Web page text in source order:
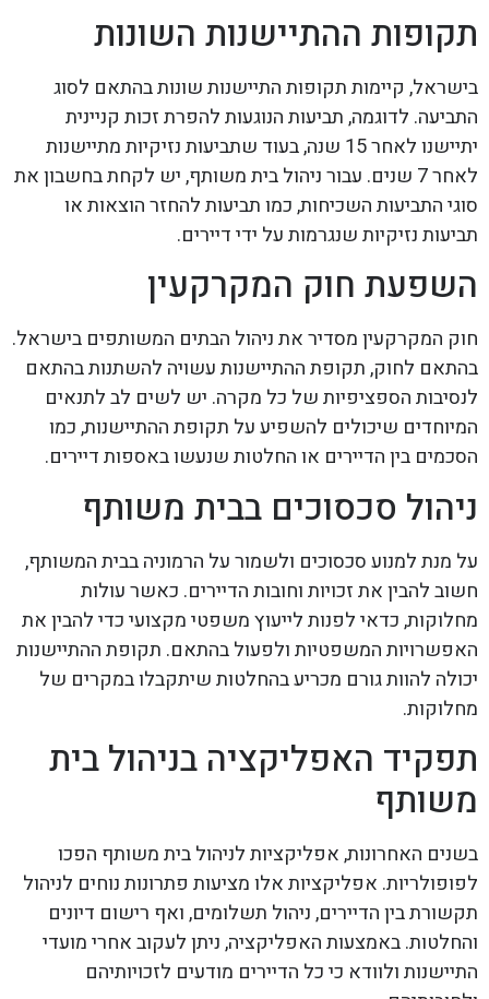
תקופות ההתיישנות השונות
בישראל, קיימות תקופות התיישנות שונות בהתאם לסוג
התביעה. לדוגמה, תביעות הנוגעות להפרת זכות קניינית
יתיישנו לאחר 15 שנה, בעוד שתביעות נזיקיות מתיישנות
לאחר 7 שנים. עבור ניהול בית משותף, יש לקחת בחשבון את
סוגי התביעות השכיחות, כמו תביעות להחזר הוצאות או
תביעות נזיקיות שנגרמות על ידי דיירים.
השפעת חוק המקרקעין
חוק המקרקעין מסדיר את ניהול הבתים המשותפים בישראל.
בהתאם לחוק, תקופת ההתיישנות עשויה להשתנות בהתאם
לנסיבות הספציפיות של כל מקרה. יש לשים לב לתנאים
המיוחדים שיכולים להשפיע על תקופת ההתיישנות, כמו
הסכמים בין הדיירים או החלטות שנעשו באספות דיירים.
ניהול סכסוכים בבית משותף
על מנת למנוע סכסוכים ולשמור על הרמוניה בבית המשותף,
חשוב להבין את זכויות וחובות הדיירים. כאשר עולות
מחלוקות, כדאי לפנות לייעוץ משפטי מקצועי כדי להבין את
האפשרויות המשפטיות ולפעול בהתאם. תקופת ההתיישנות
יכולה להוות גורם מכריע בהחלטות שיתקבלו במקרים של
מחלוקות.
תפקיד האפליקציה בניהול בית
משותף
בשנים האחרונות, אפליקציות לניהול בית משותף הפכו
לפופולריות. אפליקציות אלו מציעות פתרונות נוחים לניהול
תקשורת בין הדיירים, ניהול תשלומים, ואף רישום דיונים
והחלטות. באמצעות האפליקציה, ניתן לעקוב אחרי מועדי
התיישנות ולוודא כי כל הדיירים מודעים לזכויותיהם